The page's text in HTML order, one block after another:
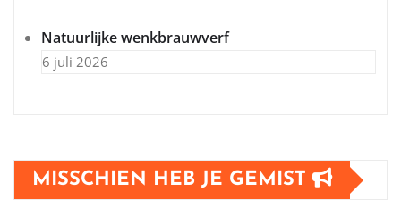
Natuurlijke wenkbrauwverf
6 juli 2026
MISSCHIEN HEB JE GEMIST